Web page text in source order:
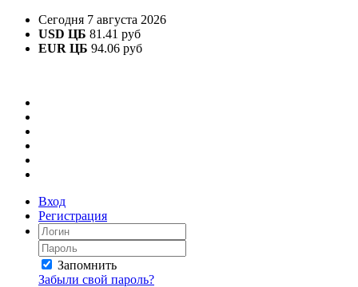
Сегодня 7 августа 2026
USD ЦБ 81.41 руб
EUR ЦБ 94.06 руб
Вход
Регистрация
Запомнить
Забыли свой пароль?